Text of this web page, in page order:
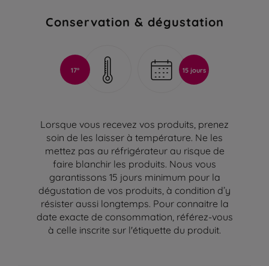
Conservation & dégustation
17° 15 jours
Lorsque vous recevez vos produits, prenez
soin de les laisser à température. Ne les
mettez pas au réfrigérateur au risque de
faire blanchir les produits. Nous vous
garantissons 15 jours minimum pour la
dégustation de vos produits, à condition d’y
résister aussi longtemps. Pour connaitre la
date exacte de consommation, référez-vous
à celle inscrite sur l'étiquette du produit.